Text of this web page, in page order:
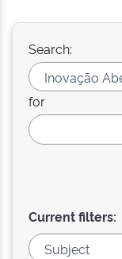
Search:
for
Current filters: